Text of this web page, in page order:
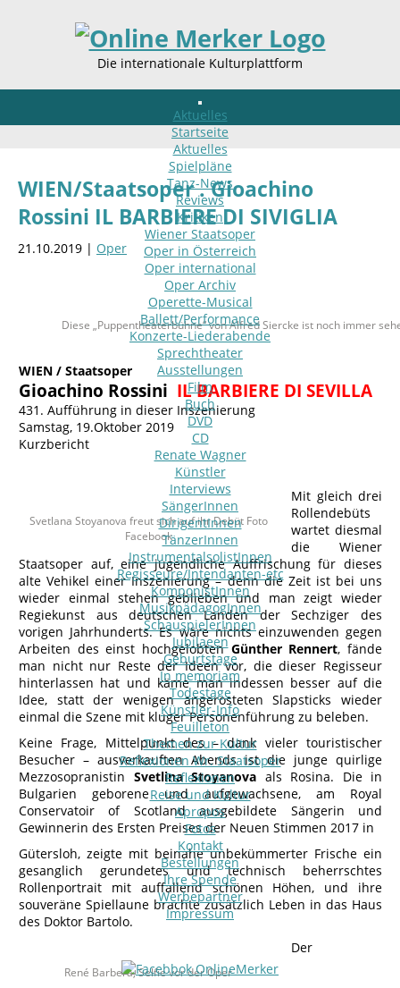
Die internationale Kulturplattform
Aktuelles
Startseite
Aktuelles
Spielpläne
Tanz-News
Reviews
Kritiken
Wiener Staatsoper
Oper in Österreich
Oper international
Oper Archiv
Operette-Musical
Ballett/Performance
Konzerte-Liederabende
Sprechtheater
Ausstellungen
Film
Buch
DVD
CD
Renate Wagner
Künstler
Interviews
SängerInnen
DirigentInnen
TänzerInnen
InstrumentalsolistInnen
Regisseure/Intendanten-etc
KomponistInnen
MusikpädagogInnen
SchauspielerInnen
Jubilaeen
Geburtstage
In memoriam
Todestage
Künstler-Info
Feuilleton
Themen zur Kultur
Reflexionen Wr. Staatsoper
Reflexionen
Reise und Kultur
Apropos
Fotos
Kontakt
Bestellungen
Ihre Spende
Werbepartner
Impressum
WIEN/Staatsoper . Gioachino
Rossini IL BARBIERE DI SIVIGLIA
21.10.2019 | Oper
Diese „Puppentheaterbühne“ von Alfred Siercke ist noch immer
WIEN / Staatsoper
Gioachino Rossini IL BARBIERE DI SEVILLA
431. Aufführung in dieser Inszenierung
Samstag, 19.Oktober 2019
Kurzbericht
Svetlana Stoyanova freut sich auf ihr Debüt Foto
Facebook
Mit gleich drei
Rollendebüts
wartet diesmal
die Wiener
Staatsoper auf, eine jugendliche Auffrischung für dieses
alte Vehikel einer Inszenierung – denn die Zeit ist bei uns
wieder einmal stehen geblieben und man zeigt wieder
Regiekunst aus deutschen Landen der Sechziger des
vorigen Jahrhunderts. Es wäre nichts einzuwenden gegen
Arbeiten des einst hochgelobtenGünther Rennert, fände
man nicht nur Reste der Ideen vor, die dieser Regisseur
hinterlassen hat und käme man indessen besser auf die
Idee, statt der wenigen angerosteten Slapsticks wieder
einmal die Szene mit kluger Personenführung zu beleben.
Keine Frage, Mittelpunkt des – dank vieler touristischer
Besucher – ausverkauften Abends ist die junge quirlige
Mezzosopranistin Svetlina Stoyanova als Rosina. Die in
Bulgarien geborene und aufgewachsene, am Royal
Conservatoir of Scotland ausgebildete Sängerin und
Gewinnerin des Ersten Preises der Neuen Stimmen 2017 in
Gütersloh, zeigte mit beinahe unbekümmerter Frische ein
gesanglich gerundetes und technisch beherrschtes
Rollenportrait mit auffallend schönen Höhen, und ihre
souveräne Spiellaune brachte zusätzlich Leben in das Haus
des Doktor Bartolo.
René Barbera, Selfie vor der Oper
Der